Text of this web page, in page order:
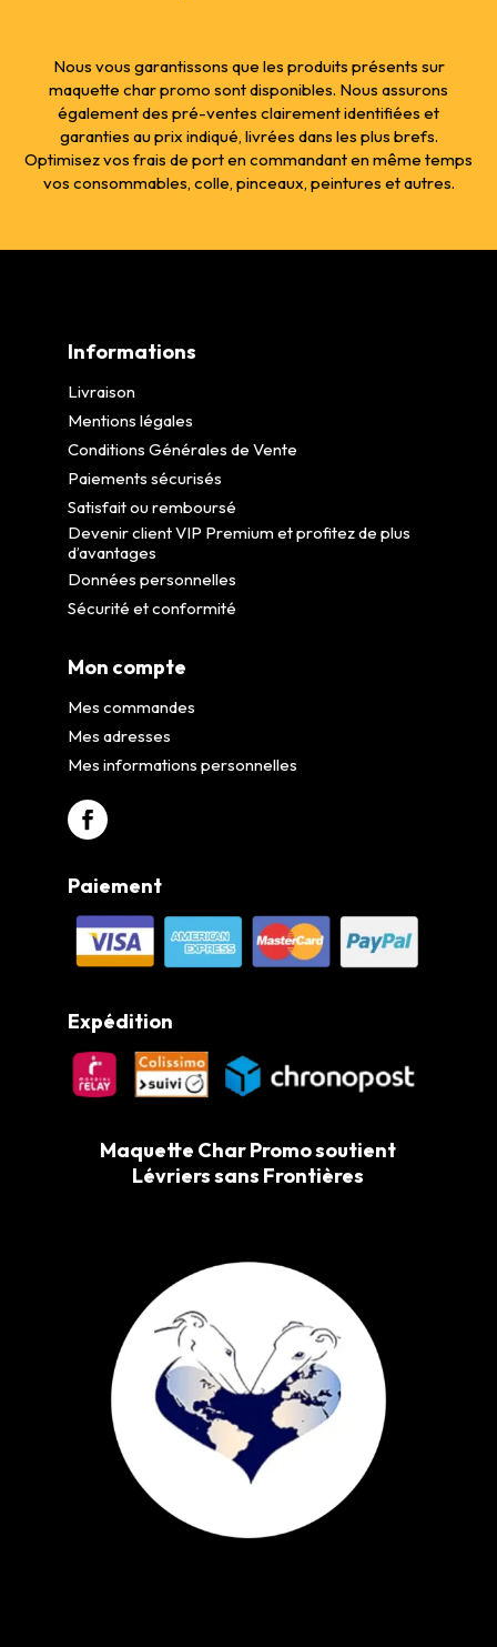
Nous vous garantissons que les produits présents sur
maquette char promo sont disponibles. Nous assurons
également des pré-ventes clairement identifiées et
garanties au prix indiqué, livrées dans les plus brefs.
Optimisez vos frais de port en commandant en même temps
vos consommables, colle, pinceaux, peintures et autres.
Informations
Livraison
Mentions légales
Conditions Générales de Vente
Paiements sécurisés
Satisfait ou remboursé
Devenir client VIP Premium et profitez de plus
d’avantages
Données personnelles
Sécurité et conformité
Mon compte
Mes commandes
Mes adresses
Mes informations personnelles
Paiement
Expédition
Maquette Char Promo soutient
Lévriers sans Frontières